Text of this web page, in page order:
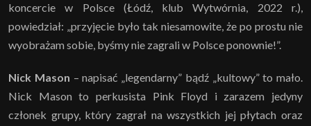
koncercie w Polsce (Łódź, klub Wytwórnia, 2022 r.),
powiedział: „przyjęcie było tak niesamowite, że po prostu nie
wyobrażam sobie, byśmy nie zagrali w Polsce ponownie!”.
Nick Mason – napisać „legendarny” bądź „kultowy” to mało.
Nick Mason to perkusista Pink Floyd i zarazem jedyny
członek grupy, który zagrał na wszystkich jej płytach oraz